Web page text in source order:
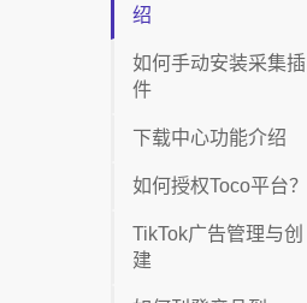
绍
如何手动安装采集插
件
下载中心功能介绍
如何授权Toco平台？
TikTok广告管理与创
建